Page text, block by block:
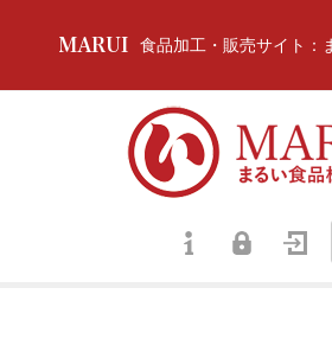
食品加工・販売サイト：